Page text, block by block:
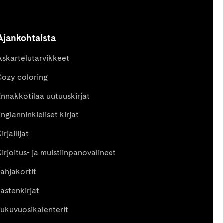
coloring
uutuuskirjat
kirjat
ja muistiinpanovälineet